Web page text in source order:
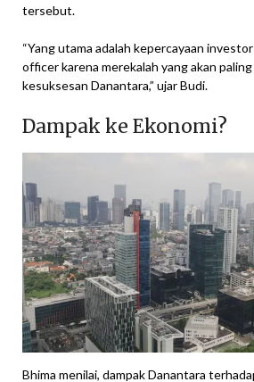
tersebut.
“Yang utama adalah kepercayaan
officer karena merekalah yang akan
kesuksesan Danantara,” ujar Budi.
Dampak ke Ekonomi?
Bhima menilai, dampak Danantara